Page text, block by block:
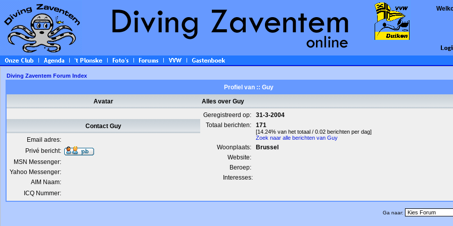
Diving Zaventem Forum Index
Profiel van :: Guy
Avatar
Alles over Guy
Geregistreerd op:
31-3-2004
Totaal berichten:
171
[14.24% van het totaal / 0.02 berichten per dag]
Zoek naar alle berichten van Guy
Woonplaats:
Brussel
Website:
Beroep:
Interesses:
Contact Guy
Email adres:
Privé bericht:
MSN Messenger:
Yahoo Messenger:
AIM Naam:
ICQ Nummer:
Ga naar: